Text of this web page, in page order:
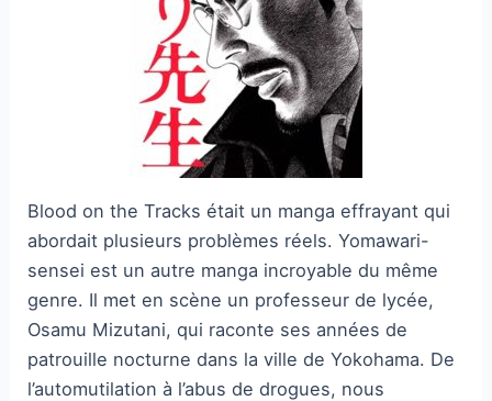
Blood on the Tracks était un manga effrayant qui
abordait plusieurs problèmes réels. Yomawari-
sensei est un autre manga incroyable du même
genre. Il met en scène un professeur de lycée,
Osamu Mizutani, qui raconte ses années de
patrouille nocturne dans la ville de Yokohama. De
l’automutilation à l’abus de drogues, nous